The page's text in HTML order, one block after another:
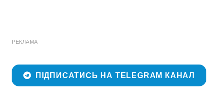
РЕКЛАМА
ПІДПИСАТИСЬ НА TELEGRAM КАНАЛ